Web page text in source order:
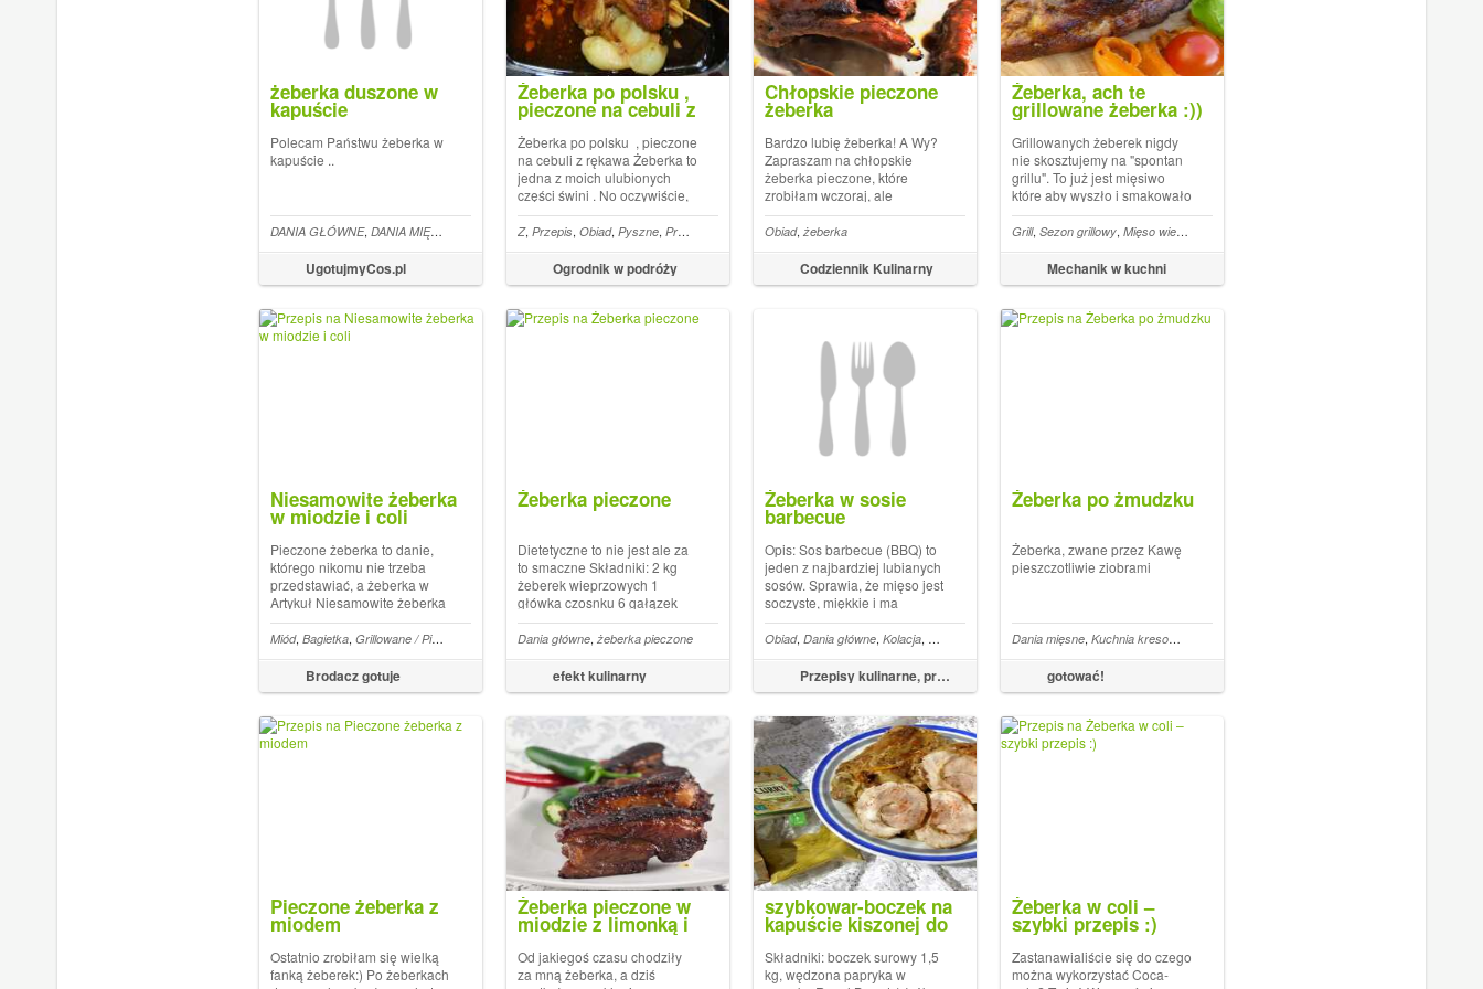
żeberka duszone w
kapuście
Polecam Państwu żeberka w
kapuście ..
UgotujmyCos.pl
DANIA GŁÓWNE, DANIA MIĘSNE
Żeberka po polsku ,
pieczone na cebuli z
rękawa
Żeberka po polsku , pieczone
na cebuli z rękawa Żeberka to
jedna z moich ulubionych
części świni . No oczywiście,
można by powiedzieć że
ładniejszy jest sympatyczny,
różowy ryjek , Read More ...
Artykuł Żeberka po polsku ,
pieczone na cebuli z rękawa
Ogrodnik w podróży
Z, Przepis, Obiad, Pyszne, Proste Domowe, Do,Kuchnia Dania z mięs czerwonych, Po,Piekarnika
Chłopskie pieczone
żeberka
Bardzo lubię żeberka! A Wy?
Zapraszam na chłopskie
żeberka pieczone, które
zrobiłam wczoraj, ale
pozostało już po nich tylko
miłe wspomnienieChłopskie
pieczone żeberka
Codziennik Kulinarny
Obiad, żeberka
Żeberka, ach te
grillowane żeberka :))
Grillowanych żeberek nigdy
nie skosztujemy na "spontan
grillu". To już jest mięsiwo
które aby wyszło i smakowało
musi być przygotowane dużo
wcześniej. Pomimo tego że
przygotowanie i grillowanie
jest czasochłonne to samej
pracy określiłbym jako
Mechanik w kuchni
Grill, Sezon grillowy, Mięso wieprzowe
Niesamowite żeberka
w miodzie i coli
Pieczone żeberka to danie,
którego nikomu nie trzeba
przedstawiać, a żeberka w
Artykuł Niesamowite żeberka
w miodzie i coli pochodzi z
serwisu Brodacz gotuje.
Brodacz gotuje
Miód, Bagietka, Grillowane / Pieczone Koncentrat pomidorowy, żeberka
Żeberka pieczone
Dietetyczne to nie jest ale za
to smaczne Składniki: 2 kg
żeberek wieprzowych 1
główka czosnku 6 gałązek
świeżego tymianku 3 gałązki
świeżego oregano 1 łyżka
klarowanego masła 1
papryczka chilli 3 łyżki
słodkiej papryki w proszku sól
efekt kulinarny
Dania główne, żeberka pieczone
Żeberka w sosie
barbecue
Opis: Sos barbecue (BBQ) to
jeden z najbardziej lubianych
sosów. Sprawia, że mięso jest
soczyste, miękkie i ma
apetyczny kolor. Żeberka w
sosie BBQ są delikatne i z
łatwością mięso odrywa się
od kości. Składniki: 1 kg
żeberek wieprzowych 3 łyżki
Przepisy kulinarne, przepisy na obiad – FoodMagazine.pl
Obiad, Dania główne, Kolacja, Miód Wieprzowina,Ketchup,Ocet,Sos sojowy
Żeberka po żmudzku
Żeberka, zwane przez Kawę
pieszczotliwie ziobrami
gotować!
Dania mięsne, Kuchnia kresowa
Pieczone żeberka z
miodem
Ostatnio zrobiłam się wielką
fanką żeberek:) Po żeberkach
Żeberka pieczone w
miodzie z limonką i
Od jakiegoś czasu chodziły
za mną żeberka, a dziś
szybkowar-boczek na
kapuście kiszonej do
pieczywa...
Składniki: boczek surowy 1,5
kg, wędzona papryka w
Żeberka w coli –
szybki przepis :)
Zastanawialiście się do czego
można wykorzystać Coca-